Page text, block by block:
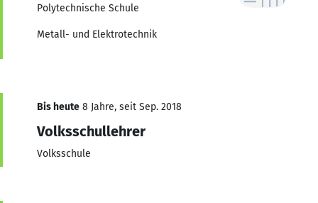
Polytechnische Schule
Metall- und Elektrotechnik
Bis heute 8 Jahre, seit Sep. 2018
Volksschullehrer
Volksschule